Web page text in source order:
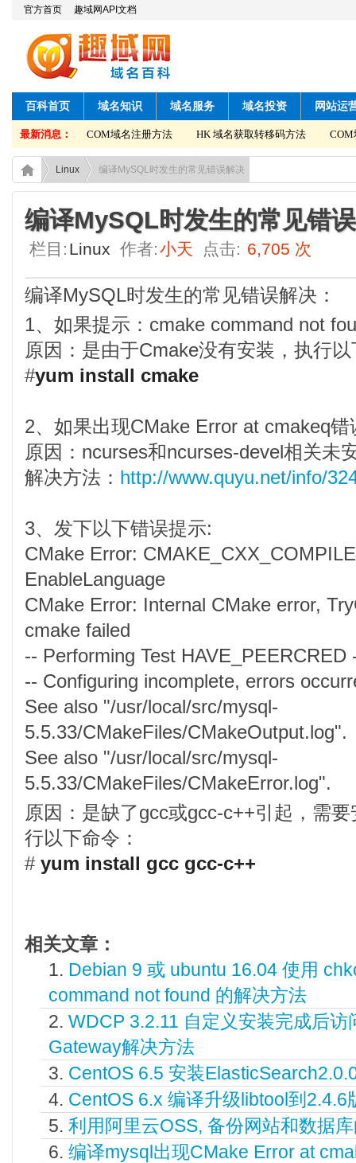
官方首页 趣域网API文档
百科首页 域名知识 域名服务 域名投资 网站运
最新消息：
移码方法 COM域名注册方法 HK 域名获取转移码方法 COM
Linux 编译MySQL时发生的常见错误解决
编译MySQL时发生的常见错
栏目: Linux 作者:小天 点击: 6,705 次
编译MySQL时发生的常见错误解决：
1、如果提示：cmake command not
原因：是由于Cmake没有安装，执行
#yum install cmake
2、如果出现CMake Error at cmakeq错
原因： ncurses和ncurses-devel相关未
解决方法： http://www.quyu.net/info/
3、发下以下错误提示:
CMake Error:
EnableLanguage
CMake Error: Internal CMake error,
cmake failed
-- Performing Test HAVE_PEERCRED
-- Configuring incomplete, errors
See also "/usr/local/src/mysql-
5.5.33/CMakeFiles/CMakeOutput.log".
See also "/usr/local/src/mysql-
5.5.33/CMakeFiles/CMakeError.log".
原因：是缺了gcc或gcc-c++引起，需
行以下命令：
#yum install gcc gcc-c++
相关文章：
Debian 9 或 ubuntu 16.04 使用
command not found 的解决方法
WDCP 3.2.11 自定义安装完成后访
Gateway解决方法
CentOS 6.5 安装
CentOS 6.x 编译升级libtool到2.4.6
利用阿里云OSS, 备份网站和数据
编译mysql出现CMake Error at